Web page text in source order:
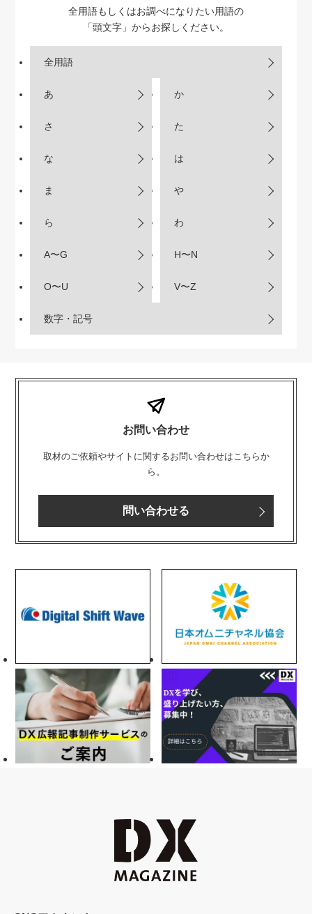
全用語もしくはお調べになりたい用語の
「頭文字」からお探しください。
全用語
あ か
さ た
な は
ま や
ら わ
A〜G H〜N
O〜U V〜Z
数字・記号
お問い合わせ
取材のご依頼やサイトに関するお問い合わせはこちらか
ら。
問い合わせる